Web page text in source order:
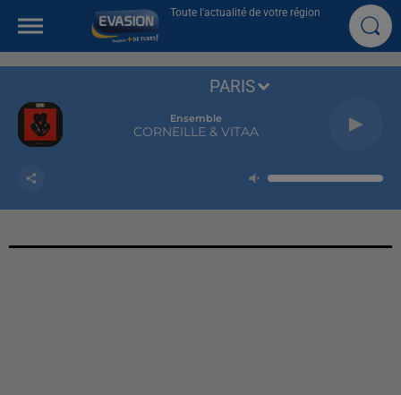
Toute l'actualité de votre région
Ensemble
CORNEILLE & VITAA
PARIS